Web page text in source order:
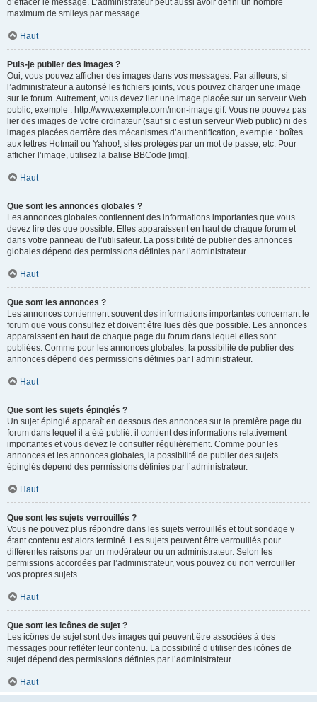
d’effacer le message. L’administrateur peut aussi avoir défini un nombre
maximum de smileys par message.
Haut
Puis-je publier des images ?
Oui, vous pouvez afficher des images dans vos messages. Par ailleurs, si
l’administrateur a autorisé les fichiers joints, vous pouvez charger une image
sur le forum. Autrement, vous devez lier une image placée sur un serveur Web
public, exemple : http://www.exemple.com/mon-image.gif. Vous ne pouvez pas
lier des images de votre ordinateur (sauf si c’est un serveur Web public) ni des
images placées derrière des mécanismes d’authentification, exemple : boîtes
aux lettres Hotmail ou Yahoo!, sites protégés par un mot de passe, etc. Pour
afficher l’image, utilisez la balise BBCode [img].
Haut
Que sont les annonces globales ?
Les annonces globales contiennent des informations importantes que vous
devez lire dès que possible. Elles apparaissent en haut de chaque forum et
dans votre panneau de l’utilisateur. La possibilité de publier des annonces
globales dépend des permissions définies par l’administrateur.
Haut
Que sont les annonces ?
Les annonces contiennent souvent des informations importantes concernant le
forum que vous consultez et doivent être lues dès que possible. Les annonces
apparaissent en haut de chaque page du forum dans lequel elles sont
publiées. Comme pour les annonces globales, la possibilité de publier des
annonces dépend des permissions définies par l’administrateur.
Haut
Que sont les sujets épinglés ?
Un sujet épinglé apparaît en dessous des annonces sur la première page du
forum dans lequel il a été publié. il contient des informations relativement
importantes et vous devez le consulter régulièrement. Comme pour les
annonces et les annonces globales, la possibilité de publier des sujets
épinglés dépend des permissions définies par l’administrateur.
Haut
Que sont les sujets verrouillés ?
Vous ne pouvez plus répondre dans les sujets verrouillés et tout sondage y
étant contenu est alors terminé. Les sujets peuvent être verrouillés pour
différentes raisons par un modérateur ou un administrateur. Selon les
permissions accordées par l’administrateur, vous pouvez ou non verrouiller
vos propres sujets.
Haut
Que sont les icônes de sujet ?
Les icônes de sujet sont des images qui peuvent être associées à des
messages pour refléter leur contenu. La possibilité d’utiliser des icônes de
sujet dépend des permissions définies par l’administrateur.
Haut